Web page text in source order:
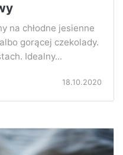
na chłodne jesienne
gorącej czekolady.
Idealny...
18.10.2020